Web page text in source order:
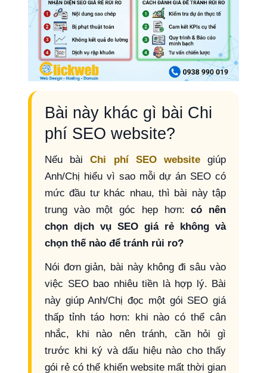
Bài này khác gì bài Chi
phí SEO website?
Nếu bàiChi phí SEO websitegiúp
Anh/Chị hiểu vì sao mỗi dự án SEO có
mức đầu tư khác nhau, thì bài này tập
trung vào một góc hẹp hơn:có nên
chọn dịch vụ SEO giá rẻ không và
chọn thế nào để tránh rủi ro?
Nói đơn giản, bài này không đi sâu vào
việc SEO bao nhiêu tiền là hợp lý. Bài
này giúp Anh/Chị đọc một gói SEO giá
thấp tỉnh táo hơn: khi nào có thể cân
nhắc, khi nào nên tránh, cần hỏi gì
trước khi ký và dấu hiệu nào cho thấy
gói rẻ có thể khiến website mất thời gian